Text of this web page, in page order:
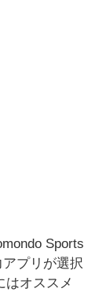
Sports
プリが選択
はオススメ